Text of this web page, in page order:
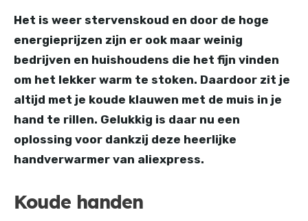
Het is weer stervenskoud en door de hoge
energieprijzen zijn er ook maar weinig
bedrijven en huishoudens die het fijn vinden
om het lekker warm te stoken. Daardoor zit je
altijd met je koude klauwen met de muis in je
hand te rillen. Gelukkig is daar nu een
oplossing voor dankzij deze heerlijke
handverwarmer van aliexpress.
Koude handen